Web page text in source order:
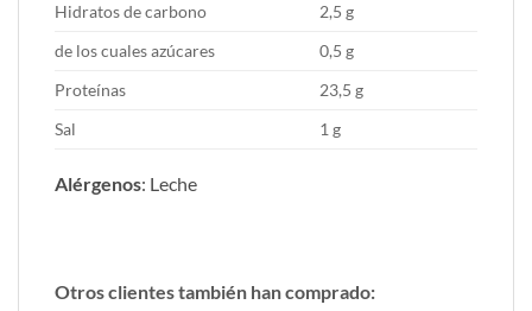
Hidratos de carbono
2,5 g
de los cuales azúcares
0,5 g
Proteínas
23,5 g
Sal
1 g
Alérgenos: Leche
Otros clientes también han comprado: